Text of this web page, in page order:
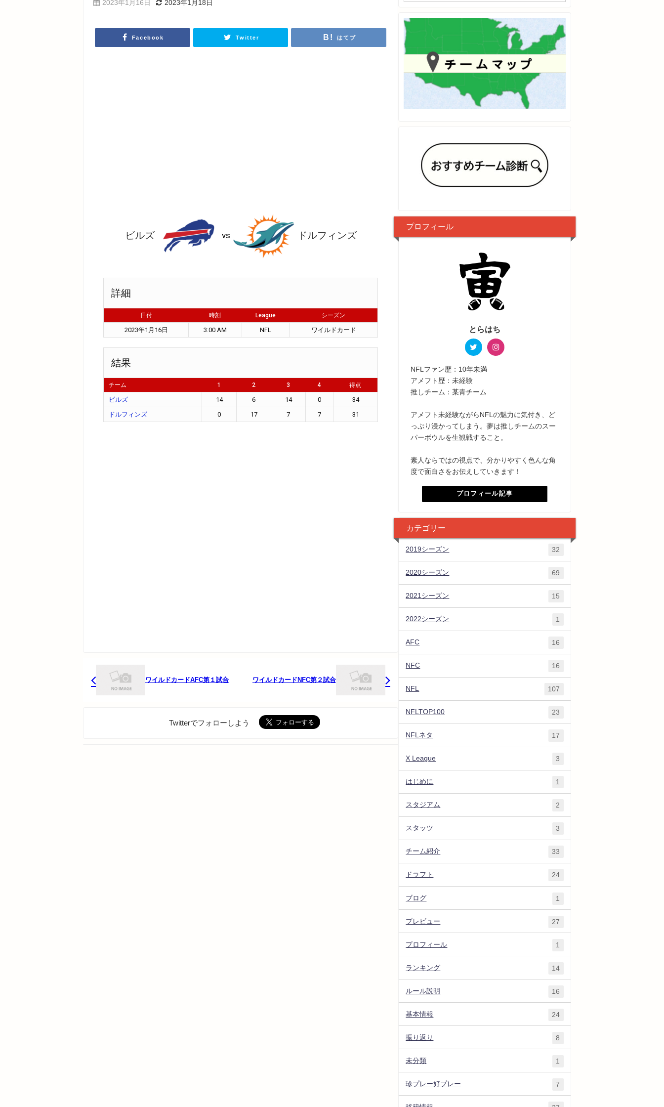
2023年1月16日 2023年1月18日
Facebook Twitter はてブ
ビルズ vs ドルフィンズ
詳細
日付 時刻 League シーズン
2023年1月16日 3:00 AM NFL ワイルドカード
結果
チーム 1 2 3 4 得点
ビルズ 14 6 14 0
34
ドルフィンズ
0 17 7 7 31
ワイルドカードAFC第１試合 ワイルドカードNFC第２試合
Twitterでフォローしよう
プロフィール
とらはち
NFLファン歴：10年未満
アメフト歴：未経験
推しチーム：某青チーム
アメフト未経験ながらNFLの魅力に気付き、ど
っぷり浸かってしまう。夢は推しチームのスー
パーボウルを生観戦すること。
素人ならではの視点で、分かりやすく色んな角
度で面白さをお伝えしていきます！
プロフィール記事
カテゴリー
2019シーズン 32
2020シーズン 69
2021シーズン 15
2022シーズン 1
AFC 16
NFC 16
NFL 107
NFLTOP100 23
NFLネタ 17
X League 3
はじめに 1
スタジアム 2
スタッツ 3
チーム紹介 33
ドラフト 24
ブログ 1
プレビュー 27
プロフィール 1
ランキング 14
ルール説明 16
基本情報 24
振り返り 8
未分類 1
珍プレー好プレー 7